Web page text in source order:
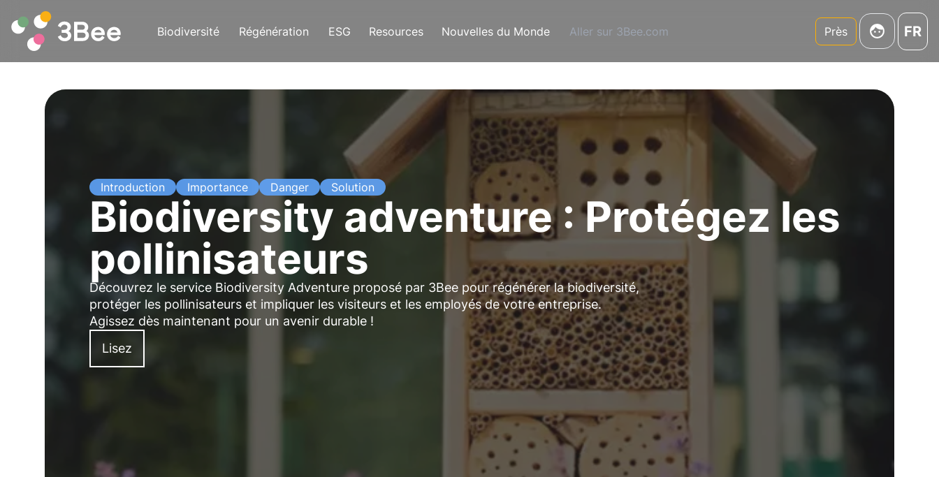
Biodiversité Régénération ESG Resources Nouvelles du Monde Aller sur 3Bee.com Près FR
Introduction Importance Danger Solution
Biodiversity adventure : Protégez les
pollinisateurs
Découvrez le service Biodiversity Adventure proposé par 3Bee pourrégénérer la biodiversité,
protéger les pollinisateurs et impliquer les visiteurs et les employésde votre entreprise.
Agissez dès maintenant pour un avenir durable !
Lisez